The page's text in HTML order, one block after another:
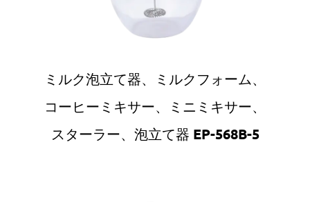
ミルク泡立て器、ミルクフォーム、
コーヒーミキサー、ミニミキサー、
スターラー、泡立て器 EP-568B-5